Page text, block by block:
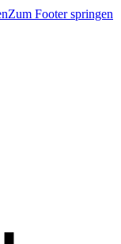
Zum Footer springen